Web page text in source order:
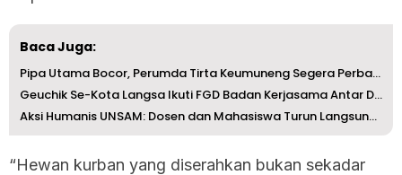
Baca Juga:
Pipa Utama Bocor, Perumda Tirta Keumuneng Segera Perbaiki
Geuchik Se-Kota Langsa Ikuti FGD Badan Kerjasama Antar Desa
Aksi Humanis UNSAM: Dosen dan Mahasiswa Turun Langsung Ba...
“Hewan kurban yang diserahkan bukan sekadar